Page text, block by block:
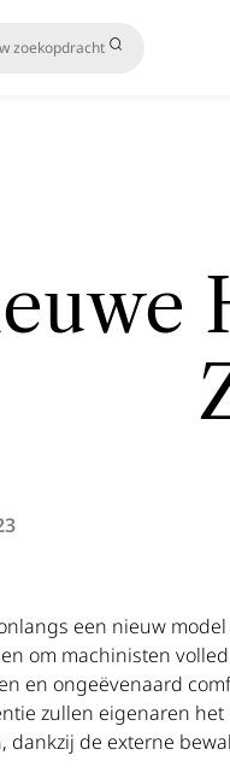
een nieuw
om machinisten
en ongeëvenaard
zullen eigenaren
dankzij de externe